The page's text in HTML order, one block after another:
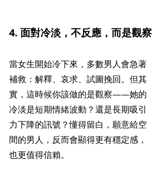
4. 面對冷淡，不反應，而是觀察
當女生開始冷下來，多數男人會急著
補救：解釋、哀求、試圖挽回。但其
實，這時候你該做的是觀察——她的
冷淡是短期情緒波動？還是長期吸引
力下降的訊號？懂得留白，願意給空
間的男人，反而會顯得更有穩定感，
也更值得信賴。